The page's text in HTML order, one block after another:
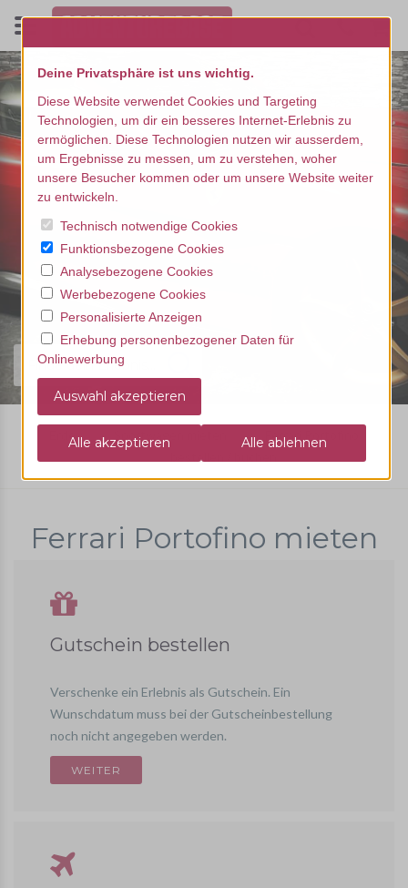
Finde dein Erlebnis...
Erde Sportwagen mieten
Ferrari Portofino
bestellen / buchen
Ferrari Portofino mieten
Gutschein bestellen
Verschenke ein Erlebnis als Gutschein. Ein
Wunschdatum muss bei der Gutscheinbestellung
noch nicht angegeben werden.
Deine Privatsphäre ist uns wichtig.
Diese Website verwendet Cookies und Targeting
Technologien, um dir ein besseres Internet-Erlebnis zu
ermöglichen. Diese Technologien nutzen wir ausserdem,
um Ergebnisse zu messen, um zu verstehen, woher
unsere Besucher kommen oder um unsere Website weiter
zu entwickeln.
Technisch notwendige Cookies
Funktionsbezogene Cookies
Analysebezogene Cookies
Werbebezogene Cookies
Personalisierte Anzeigen
Erhebung personenbezogener Daten für
Onlinewerbung